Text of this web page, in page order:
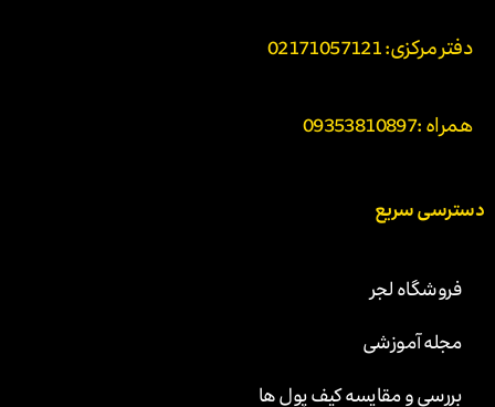
دفتر مرکزی: 02171057121
همراه :09353810897
دسترسی سریع
فروشگاه لجر
مجله آموزشی
بررسی و مقایسه کیف پول ها